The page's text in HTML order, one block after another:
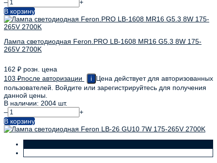
–
+
В корзину
Лампа светодиодная Feron.PRO LB-1608 MR16 G5.3 8W 175-
265V 2700K
162 ₽ розн. цена
103 ₽после авторизации i
Цена действует для авторизованных
пользователей. Войдите или зарегистрируйтесь для получения
данной цены.
В наличии: 2004 шт.
–
+
В корзину